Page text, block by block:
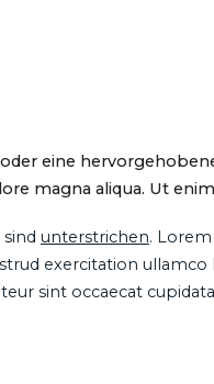
eine
magna aliqua. Ut
sind unterstrichen.
exercitation
sint occaecat